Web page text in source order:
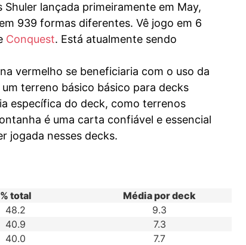
lançada primeiramente em May,
939 formas diferentes. Vê jogo em 6
Conquest. Está atualmente sendo
vermelho se beneficiaria com o uso da
terreno básico básico para decks
específica do deck, como terrenos
é uma carta confiável e essencial
jogada nesses decks.
% total
Média por deck
48.2
9.3
40.9
7.3
40.0
7.7